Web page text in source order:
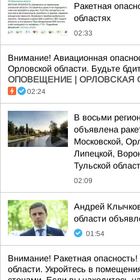
Ракетная
областях
02:33
Внимание! Авиационная
Орловской области. Будьте
ОПОВЕЩЕНИЕ | ОРЛОВСКАЯ
02:24
В восьми
объявлена
Московской,
Липецкой,
Тульской
02:09
Андрей
области
01:54
Внимание! Ракетная
области. Укройтесь в